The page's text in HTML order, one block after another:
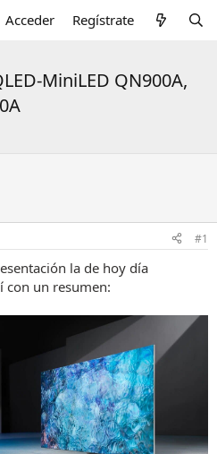
Acceder Regístrate
MiniLED QN900A,
#1
la de hoy día
con un resumen: